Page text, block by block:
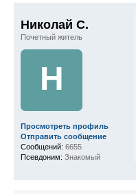
Николай С.
Почетный житель
Н
Просмотреть профиль
Отправить сообщение
Сообщений: 6655
Псевдоним: Знакомый